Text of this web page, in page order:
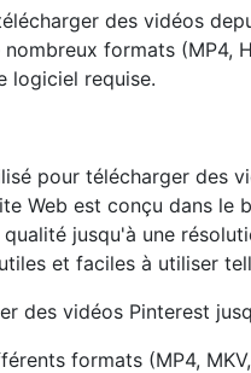
des vidéos
formats (MP4,
logiciel requise.
pour télécharger des
Web est conçu dans le
jusqu'à une
et faciles à utiliser
des vidéos Pinterest
formats (MP4,